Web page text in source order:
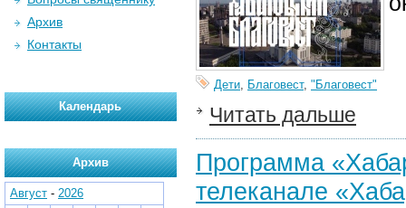
Дети, Благовест, "Благовест"
Читать дальше
Программа
телеканале
Архив
Контакты
Календарь
Архив
Август - 2026